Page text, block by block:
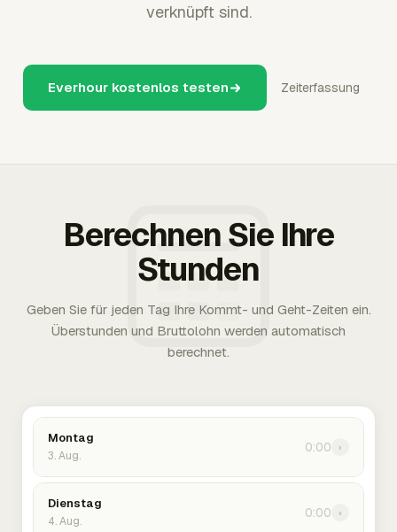
verknüpft sind.
Everhour kostenlos testen Zeiterfassung
Berechnen Sie Ihre
Stunden
Geben Sie für jeden Tag Ihre Kommt- und Geht-Zeiten ein.
Überstunden und Bruttolohn werden automatisch
berechnet.
Montag
3. Aug.
0:00 ›
Dienstag
4. Aug.
0:00 ›